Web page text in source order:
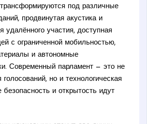
трансформируются под различные
продвинутая акустика и
удалённого участия, доступная
с ограниченной мобильностью,
и автономные
Современный парламент — это не
но и технологическая
безопасность и открытость идут